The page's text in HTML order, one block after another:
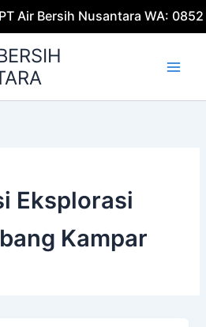
Air Bersih Nusantara WA:
Eksplorasi
Kampar